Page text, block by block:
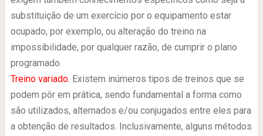
substituição de um exercício por o equipamento estar
ocupado, por exemplo, ou alteração do treino na
impossibilidade, por qualquer razão, de cumprir o plano
programado.
Treino variado. Existem inúmeros tipos de treinos que se
podem pôr em prática, sendo fundamental a forma como
são utilizados, alternados e/ou conjugados entre eles para
a obtenção de resultados. Inclusivamente, alguns métodos